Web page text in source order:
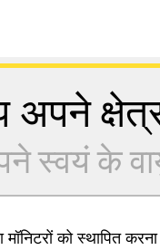
स्वयं के
मॉनिटरों को स्थापित